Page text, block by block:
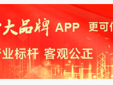
识产权归本站所
。本站不生产产
不提供中介服务。
或意见，页面信息